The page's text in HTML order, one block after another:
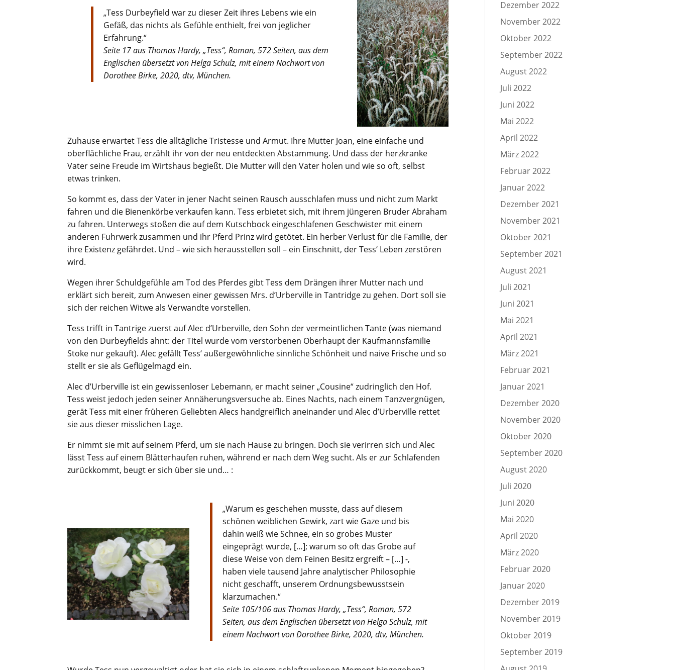
„Tess Durbeyfield war zu dieser Zeit ihres Lebens wie ein
Gefäß, das nichts als Gefühle enthielt, frei von jeglicher
Erfahrung.“
Seite 17 aus Thomas Hardy, „Tess“, Roman, 572 Seiten, aus dem
Englischen übersetzt von Helga Schulz, mit einem Nachwort von
Dorothee Birke, 2020, dtv, München.
Zuhause erwartet Tess die alltägliche Tristesse und Armut. Ihre Mutter Joan, eine einfache und
oberflächliche Frau, erzählt ihr von der neu entdeckten Abstammung. Und dass der herzkranke
Vater seine Freude im Wirtshaus begießt. Die Mutter will den Vater holen und wie so oft, selbst
etwas trinken.
So kommt es, dass der Vater in jener Nacht seinen Rausch ausschlafen muss und nicht zum Markt
fahren und die Bienenkörbe verkaufen kann. Tess erbietet sich, mit ihrem jüngeren Bruder Abraham
zu fahren. Unterwegs stoßen die auf dem Kutschbock eingeschlafenen Geschwister mit einem
anderen Fuhrwerk zusammen und ihr Pferd Prinz wird getötet. Ein herber Verlust für die Familie, der
ihre Existenz gefährdet. Und – wie sich herausstellen soll – ein Einschnitt, der Tess‘ Leben zerstören
wird.
Wegen ihrer Schuldgefühle am Tod des Pferdes gibt Tess dem Drängen ihrer Mutter nach und
erklärt sich bereit, zum Anwesen einer gewissen Mrs. d’Urberville in Tantridge zu gehen. Dort soll sie
sich der reichen Witwe als Verwandte vorstellen.
Tess trifft in Tantrige zuerst auf Alec d’Urberville, den Sohn der vermeintlichen Tante (was niemand
von den Durbeyfields ahnt: der Titel wurde vom verstorbenen Oberhaupt der Kaufmannsfamilie
Stoke nur gekauft). Alec gefällt Tess‘ außergewöhnliche sinnliche Schönheit und naive Frische und so
stellt er sie als Geflügelmagd ein.
Alec d’Urberville ist ein gewissenloser Lebemann, er macht seiner „Cousine“ zudringlich den Hof.
Tess weist jedoch jeden seiner Annäherungsversuche ab. Eines Nachts, nach einem Tanzvergnügen,
gerät Tess mit einer früheren Geliebten Alecs handgreiflich aneinander und Alec d’Urberville rettet
sie aus dieser misslichen Lage.
Er nimmt sie mit auf seinem Pferd, um sie nach Hause zu bringen. Doch sie verirren sich und Alec
lässt Tess auf einem Blätterhaufen ruhen, während er nach dem Weg sucht. Als er zur Schlafenden
zurückkommt, beugt er sich über sie und… :
„Warum es geschehen musste, dass auf diesem
schönen weiblichen Gewirk, zart wie Gaze und bis
dahin weiß wie Schnee, ein so grobes Muster
eingeprägt wurde, […]; warum so oft das Grobe auf
diese Weise von dem Feinen Besitz ergreift – […] -,
haben viele tausend Jahre analytischer Philosophie
nicht geschafft, unserem Ordnungsbewusstsein
klarzumachen.“
Seite 105/106 aus Thomas Hardy, „Tess“, Roman, 572
Seiten, aus dem Englischen übersetzt von Helga Schulz, mit
einem Nachwort von Dorothee Birke, 2020, dtv, München.
Dezember 2022
November 2022
Oktober 2022
September 2022
August 2022
Juli 2022
Juni 2022
Mai 2022
April 2022
März 2022
Februar 2022
Januar 2022
Dezember 2021
November 2021
Oktober 2021
September 2021
August 2021
Juli 2021
Juni 2021
Mai 2021
April 2021
März 2021
Februar 2021
Januar 2021
Dezember 2020
November 2020
Oktober 2020
September 2020
August 2020
Juli 2020
Juni 2020
Mai 2020
April 2020
März 2020
Februar 2020
Januar 2020
Dezember 2019
November 2019
Oktober 2019
September 2019